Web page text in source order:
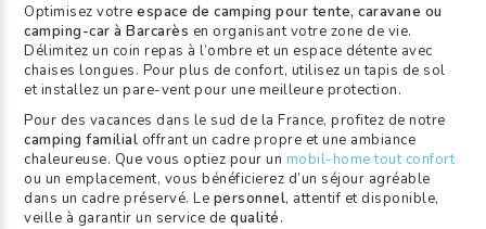
Optimisez votreespace de camping pour tente, caravane ou
camping-car à Barcarès en organisant votre zone de vie.
Délimitez un coin repas à l’ombre et un espace détente avec
chaises longues. Pour plus de confort, utilisez un tapis de sol
et installez un pare-vent pour une meilleure protection.
Pour des vacances dans le sud de la France, profitez de notre
camping familial offrant un cadre propre et une ambiance
chaleureuse. Que vous optiez pour un mobil-home tout confort
ou un emplacement, vous bénéficierez d’un séjour agréable
dans un cadre préservé. Le personnel, attentif et disponible,
veille à garantir un service dequalité.